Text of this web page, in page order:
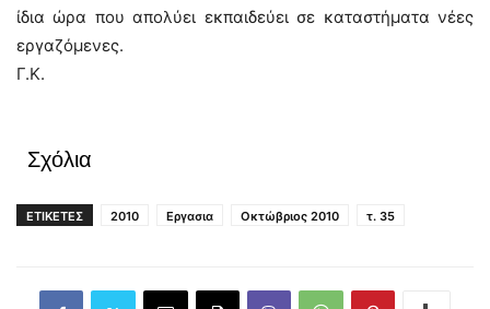
ίδια ώρα που απολύει εκπαιδεύει σε καταστήματα νέες
εργαζόμενες.
Γ.Κ.
Σχόλια
ΕΤΙΚΕΤΕΣ 2010 Εργασια Οκτώβριος 2010 τ. 35